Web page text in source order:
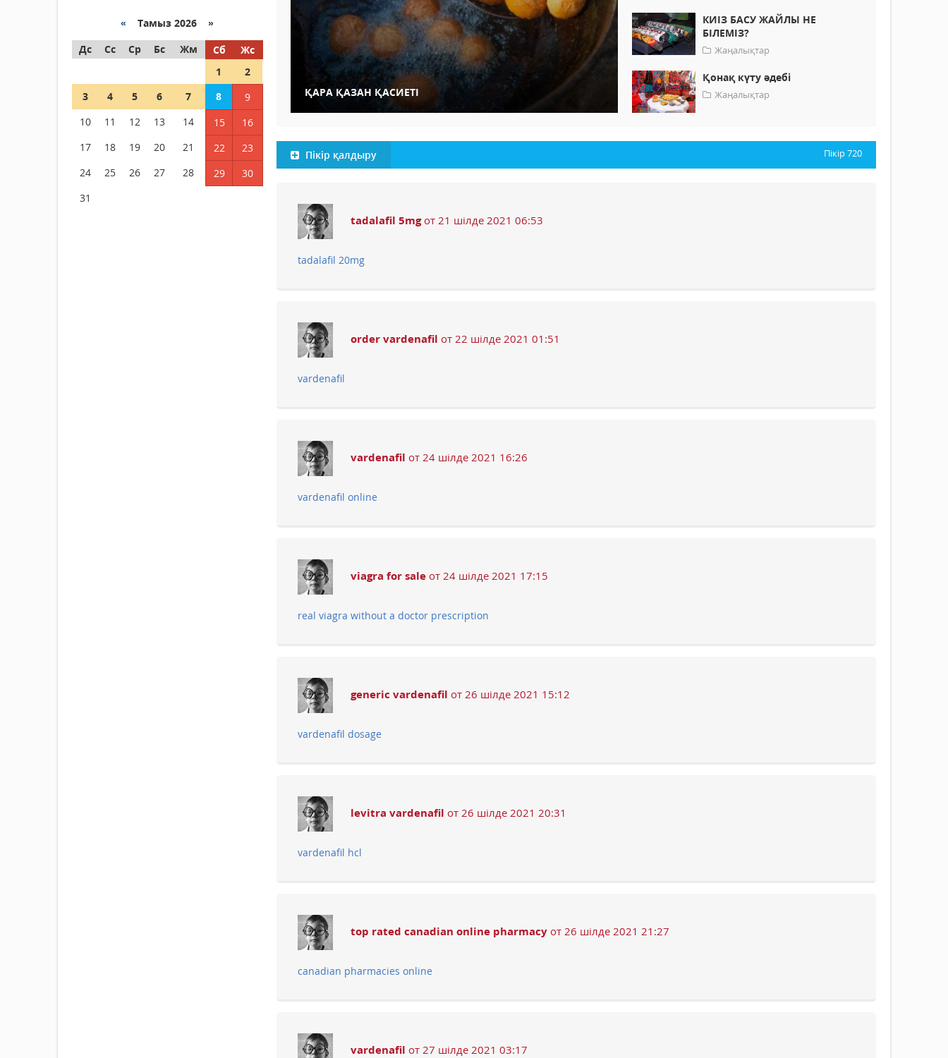
« Тамыз 2026 »
Дс
Сс Ср Бс Жм Сб
Жс
1
2
3
4 5 6 7 8
9
10
11 12 13 14 15
16
17
18 19 20 21 22
23
24
25 26 27 28 29
30
31
ҚАРА ҚАЗАН ҚАСИЕТІ
КИІЗ БАСУ ЖАЙЛЫ НЕ
БІЛЕМІЗ?
Жаңалықтар
Қонақ күту әдебі
Жаңалықтар
Пікір қалдыру Пікір720
tadalafil 5mgот 21 шілде 2021 06:53
tadalafil 20mg
order vardenafil от 22 шілде 2021 01:51
vardenafil
vardenafil от 24 шілде 2021 16:26
vardenafil online
viagra for sale от 24 шілде 2021 17:15
real viagra without a doctor prescription
generic vardenafil от 26 шілде 2021 15:12
vardenafil dosage
levitra vardenafil от 26 шілде 2021 20:31
vardenafil hcl
top rated canadian online pharmacy от 26 шілде 2021 21:27
canadian pharmacies online
vardenafil от 27 шілде 2021 03:17